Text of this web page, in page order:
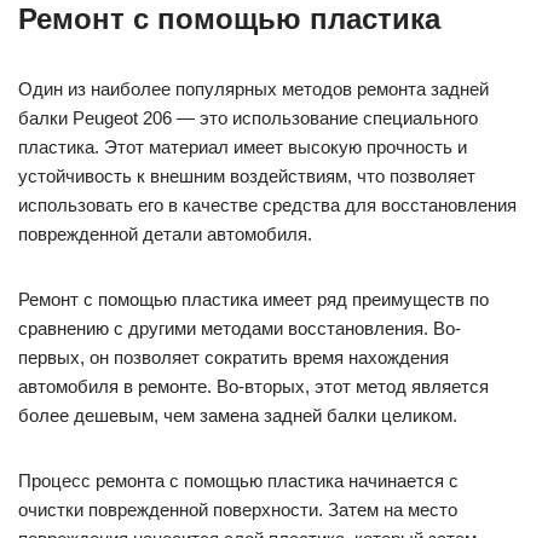
Ремонт с помощью пластика
Один из наиболее популярных методов ремонта задней
балки Peugeot 206 — это использование специального
пластика. Этот материал имеет высокую прочность и
устойчивость к внешним воздействиям, что позволяет
использовать его в качестве средства для восстановления
поврежденной детали автомобиля.
Ремонт с помощью пластика имеет ряд преимуществ по
сравнению с другими методами восстановления. Во-
первых, он позволяет сократить время нахождения
автомобиля в ремонте. Во-вторых, этот метод является
более дешевым, чем замена задней балки целиком.
Процесс ремонта с помощью пластика начинается с
очистки поврежденной поверхности. Затем на место